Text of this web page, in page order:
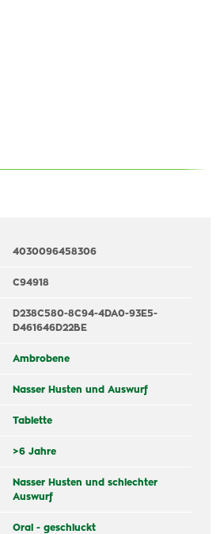
4030096458306
C94918
D238C580-8C94-4DA0-93E5-
D461646D22BE
Ambrobene
Nasser Husten und Auswurf
Tablette
>6 Jahre
Nasser Husten und schlechter
Auswurf
Oral - geschluckt